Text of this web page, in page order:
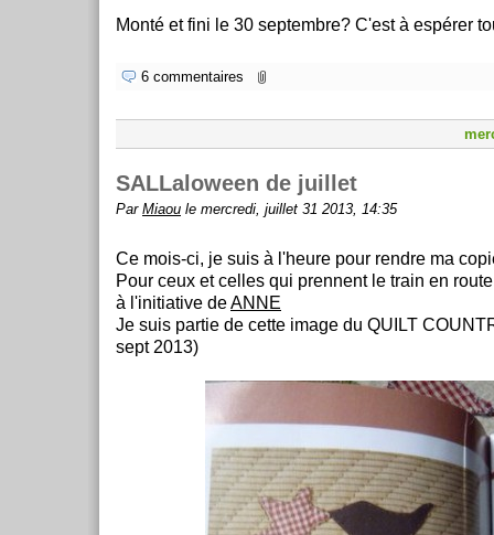
Monté et fini le 30 septembre? C'est à espérer
6 commentaires
SALLaloween de juillet
Par Miaou le mercredi, juillet 31 2013, 14:35
Ce mois-ci, je suis à l'heure pour rendre ma
Pour ceux et celles qui prennent le train en
à l'initiative deANNE
Je suis partie de cette image du QUILT
sept 2013)